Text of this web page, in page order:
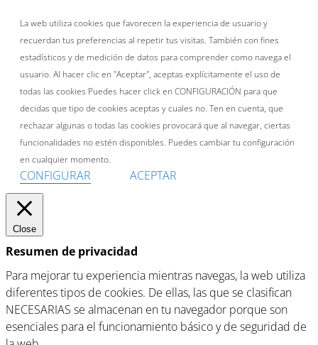
La web utiliza cookies que favorecen la experiencia de usuario y
recuerdan tus preferencias al repetir tus visitas. También con fines
estadísticos y de medición de datos para comprender como navega el
usuario. Al hacer clic en "Aceptar", aceptas explícitamente el uso de
todas las cookies Puedes hacer click en CONFIGURACIÓN para que
decidas que tipo de cookies aceptas y cuales no. Ten en cuenta, que
rechazar algunas o todas las cookies provocará que al navegar, ciertas
funcionalidades no estén disponibles. Puedes cambiar tu configuración
en cualquier momento.
CONFIGURAR ACEPTAR
Close
Resumen de privacidad
Para mejorar tu experiencia mientras navegas, la web utiliza
diferentes tipos de cookies. De ellas, las que se clasifican
NECESARIAS se almacenan en tu navegador porque son
esenciales para el funcionamiento básico y de seguridad de